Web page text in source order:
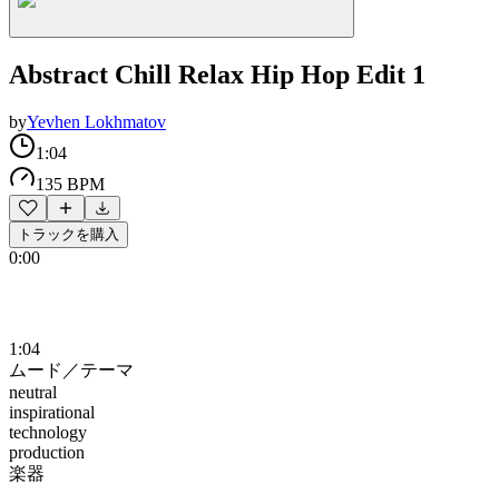
Abstract Chill Relax Hip Hop Edit 1
byYevhen Lokhmatov
1:04
135 BPM
トラックを購入
0:00
1:04
ムード／テーマ
neutral
inspirational
technology
production
楽器